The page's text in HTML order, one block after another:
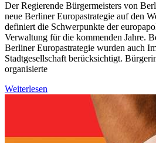
Der Regierende Bürgermeisters von
neue Berliner Europastrategie auf den
definiert die Schwerpunkte der
Verwaltung für die kommenden Jahre.
Berliner Europastrategie wurden auch
Stadtgesellschaft berücksichtigt.
organisierte
Weiterlesen